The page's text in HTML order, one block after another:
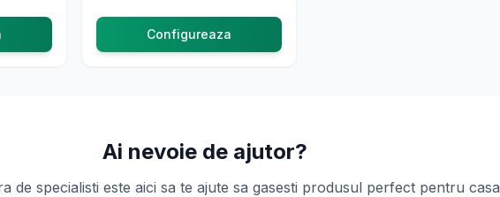
Configureaza
Ai nevoie de ajutor?
de specialisti este aici sa te ajute sa gasesti produsul perfect pentru casa